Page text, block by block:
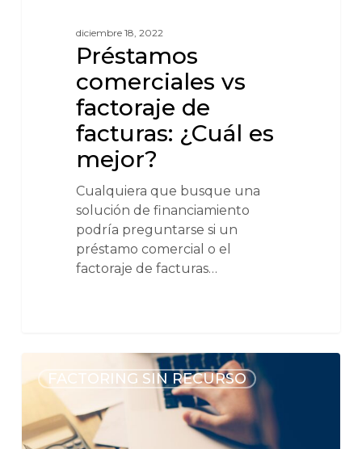
diciembre 18, 2022
Préstamos
comerciales vs
factoraje de
facturas: ¿Cuál es
mejor?
Cualquiera que busque una
solución de financiamiento
podría preguntarse si un
préstamo comercial o el
factoraje de facturas…
FACTORING SIN RECURSO